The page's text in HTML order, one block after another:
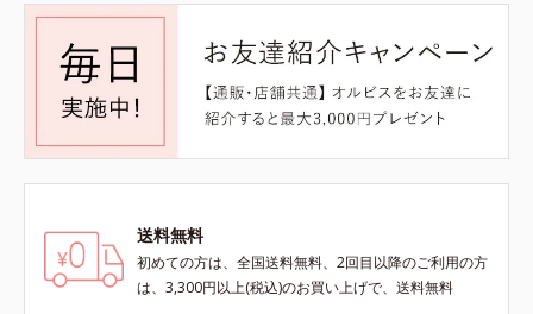
送料無料
初めての方は、全国送料無料、2回目以降のご利用の方
は、3,300円以上(税込)のお買い上げで、送料無料